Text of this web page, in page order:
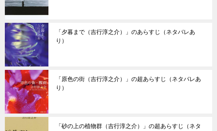
「夕暮まで（吉行淳之介）」のあらすじ（ネタバレあ
り）
「原色の街（吉行淳之介）」の超あらすじ（ネタバレあ
り）
「砂の上の植物群（吉行淳之介）」の超あらすじ（ネタ